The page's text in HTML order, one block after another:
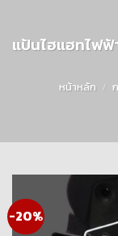
แป้นไฮแฮทไฟ
หน้าหลัก /
-20%